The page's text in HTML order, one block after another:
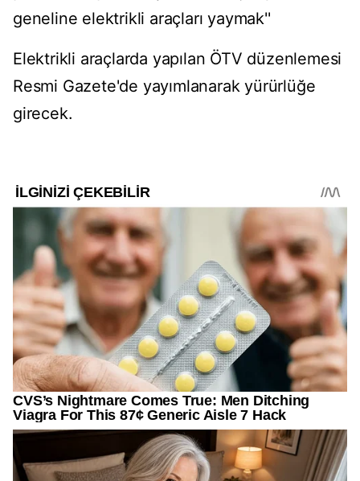
geneline elektrikli araçları yaymak''
Elektrikli araçlarda yapılan ÖTV düzenlemesi
Resmi Gazete'de yayımlanarak yürürlüğe
girecek.